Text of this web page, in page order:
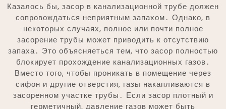
Казалось бы, засор в канализационной трубе должен
сопровождаться неприятным запахом․ Однако, в
некоторых случаях, полное или почти полное
засорение трубы может приводить к отсутствию
запаха․ Это объясняеться тем, что засор полностью
блокирует прохождение канализационных газов․
Вместо того, чтобы проникать в помещение через
сифон и другие отверстия, газы накапливаются в
засоренном участке трубы․ Если засор плотный и
герметичный, давление газов может быть